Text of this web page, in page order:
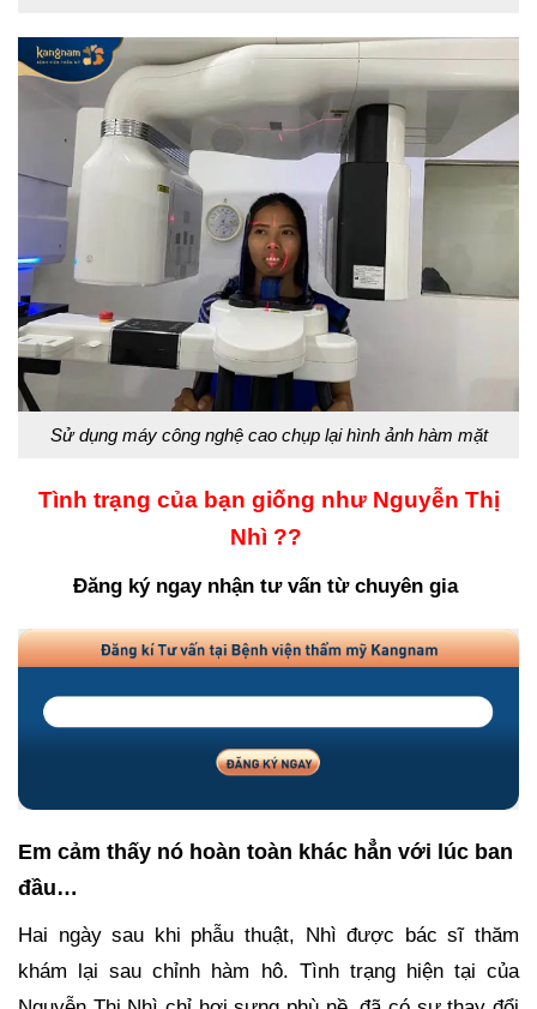
Sử dụng máy công nghệ cao chụp lại hình ảnh hàm mặt
Tình trạng của bạn giống như Nguyễn Thị
Nhì ??
Đăng ký ngay nhận tư vấn từ chuyên gia
Em cảm thấy nó hoàn toàn khác hẳn với lúc ban
đầu…
Hai ngày sau khi phẫu thuật, Nhì được bác sĩ thăm
khám lại sau chỉnh hàm hô. Tình trạng hiện tại của